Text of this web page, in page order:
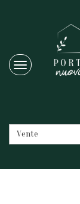
Vente